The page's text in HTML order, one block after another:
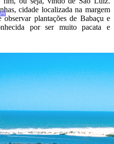
cidade localizada na margem
plantações de Babaçu e
por ser muito pacata e